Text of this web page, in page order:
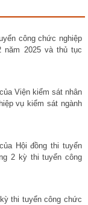
công chức nghiệp
năm 2025 và thủ tục
Viện kiểm sát nhân
vụ kiểm sát ngành
Hội đồng thi tuyển
2 kỳ thi tuyển công
thi tuyển công chức